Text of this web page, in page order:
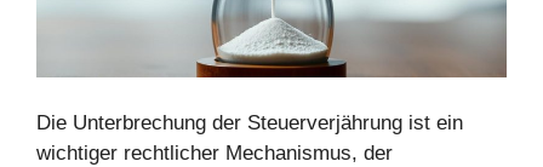
Die Unterbrechung der Steuerverjährung ist ein
wichtiger rechtlicher Mechanismus, der